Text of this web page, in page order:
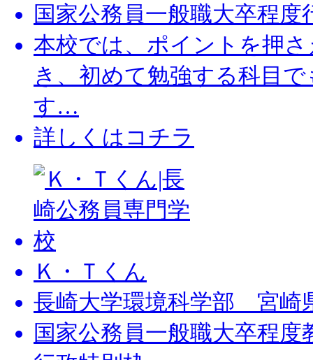
国家公務員一般職大卒程
本校では、ポイントを押
き、初めて勉強する科目
す…
詳しくはコチラ
Ｋ・Ｔくん
長崎大学環境科学部 宮崎
国家公務員一般職大卒程